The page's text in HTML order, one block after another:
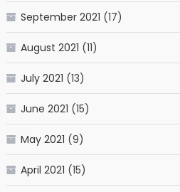
September 2021 (17)
August 2021 (11)
July 2021 (13)
June 2021 (15)
May 2021 (9)
April 2021 (15)